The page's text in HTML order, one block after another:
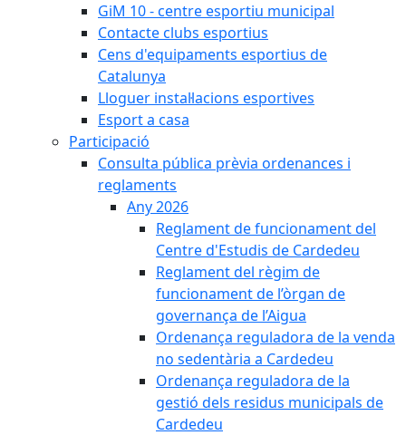
GiM 10 - centre esportiu municipal
Contacte clubs esportius
Cens d'equipaments esportius de
Catalunya
Lloguer instal·lacions esportives
Esport a casa
Participació
Consulta pública prèvia ordenances i
reglaments
Any 2026
Reglament de funcionament del
Centre d'Estudis de Cardedeu
Reglament del règim de
funcionament de l’òrgan de
governança de l’Aigua
Ordenança reguladora de la venda
no sedentària a Cardedeu
Ordenança reguladora de la
gestió dels residus municipals de
Cardedeu